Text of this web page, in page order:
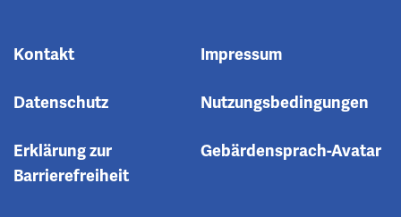
Kontakt Impressum
Datenschutz Nutzungsbedingungen
Erklärung zur
Barrierefreiheit
Gebärdensprach-Avatar